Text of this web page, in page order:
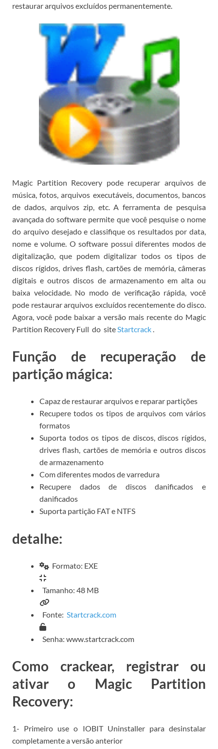
restaurar arquivos excluídos permanentemente.
Magic Partition Recovery pode recuperar arquivos de
música, fotos, arquivos executáveis, documentos, bancos
de dados, arquivos zip, etc.A ferramenta de pesquisa
avançada do software permite que você pesquise o nome
do arquivo desejado e classifique os resultados por data,
nome e volume. O software possui diferentes modos de
digitalização, que podem digitalizar todos os tipos de
discos rígidos, drives flash, cartões de memória, câmeras
digitais e outros discos de armazenamento em alta ou
baixa velocidade. No modo de verificação rápida, você
pode restaurar arquivos excluídos recentemente do disco.
Agora, você pode baixar a versão mais recente do Magic
Partition Recovery Full do siteStartcrack.
Função de recuperação de
partição mágica:
Capaz de restaurar arquivos e reparar partições
Recupere todos os tipos de arquivos com vários
formatos
Suporta todos os tipos de discos, discos rígidos,
drives flash, cartões de memória e outros discos
de armazenamento
Com diferentes modos de varredura
Recupere dados de discos danificados e
danificados
Suporta partição FAT e NTFS
detalhe:
Formato: EXE
Tamanho: 48 MB
Fonte: Startcrack.com
Senha: www.startcrack.com
Como crackear, registrar ou
ativar o Magic Partition
Recovery:
1- Primeiro use o IOBIT Uninstaller paradesinstalar
completamente a versão anterior